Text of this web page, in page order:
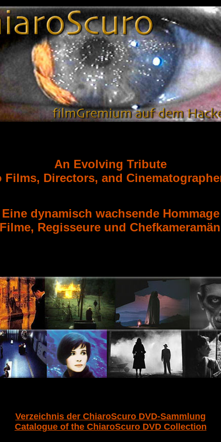
An Evolving Tribute
Films, Directors, and
Eine dynamisch wachsende Hommage
Regisseure und
Verzeichnis der ChiaroScuro DVD-Sammlung
Catalogue of the ChiaroScuro DVD Collection